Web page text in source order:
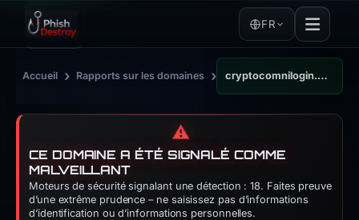
FR
Accueil › Rapports sur les domaines › cryptocomnilogin.webflow.io
⚠️
CE DOMAINE A ÉTÉ SIGNALÉ COMME
MALVEILLANT
Moteurs de sécurité signalant une détection : 18. Faites preuve
d’une extrême prudence – ne saisissez pas d’informations
d’identification ou d’informations personnelles.